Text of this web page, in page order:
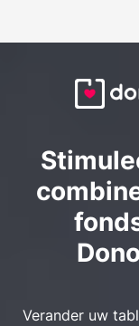
Verander uw